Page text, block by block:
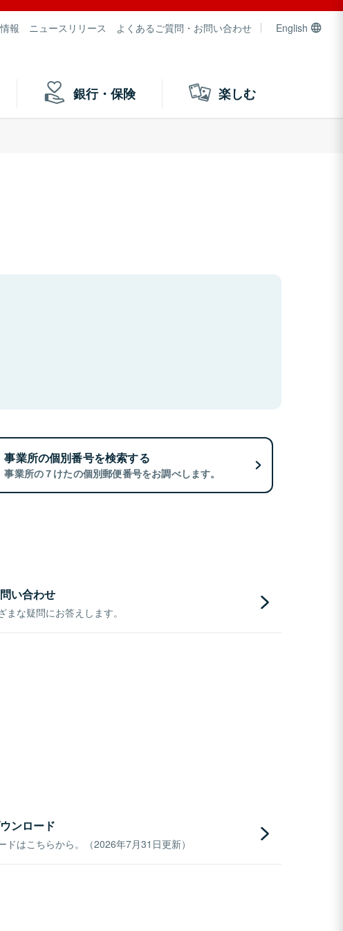
報 ニュースリリース よくあるご質問・お問い合わせ English
銀行・保険 楽しむ
事業所の個別番号を検索する
事業所の７けたの個別郵便番号をお調べします。
い合わせ
な疑問にお答えします。
ンロード
ドはこちらから。（2026年7月31日更新）